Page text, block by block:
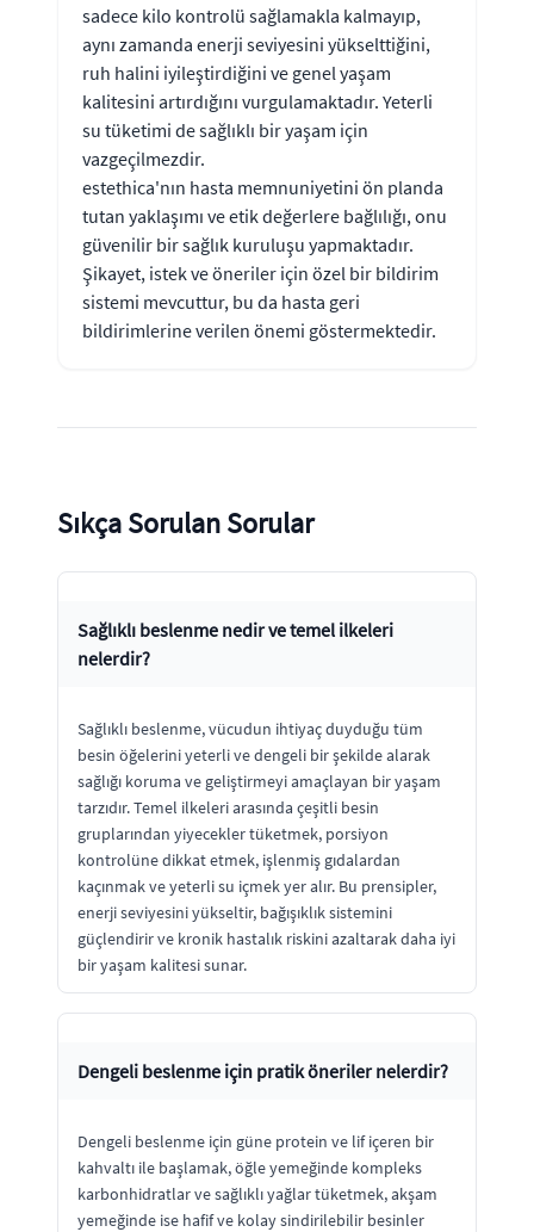
sadece kilo kontrolü sağlamakla kalmayıp,
aynı zamanda enerji seviyesini yükselttiğini,
ruh halini iyileştirdiğini ve genel yaşam
kalitesini artırdığını vurgulamaktadır. Yeterli
su tüketimi de sağlıklı bir yaşam için
vazgeçilmezdir.
estethica'nın hasta memnuniyetini ön planda
tutan yaklaşımı ve etik değerlere bağlılığı, onu
güvenilir bir sağlık kuruluşu yapmaktadır.
Şikayet, istek ve öneriler için özel bir bildirim
sistemi mevcuttur, bu da hasta geri
bildirimlerine verilen önemi göstermektedir.
Sıkça Sorulan Sorular
Sağlıklı beslenme nedir ve temel ilkeleri
nelerdir?
Sağlıklı beslenme, vücudun ihtiyaç duyduğu tüm
besin öğelerini yeterli ve dengeli bir şekilde alarak
sağlığı koruma ve geliştirmeyi amaçlayan bir yaşam
tarzıdır. Temel ilkeleri arasında çeşitli besin
gruplarından yiyecekler tüketmek, porsiyon
kontrolüne dikkat etmek, işlenmiş gıdalardan
kaçınmak ve yeterli su içmek yer alır. Bu prensipler,
enerji seviyesini yükseltir, bağışıklık sistemini
güçlendirir ve kronik hastalık riskini azaltarak daha iyi
bir yaşam kalitesi sunar.
Dengeli beslenme için pratik öneriler nelerdir?
Dengeli beslenme için güne protein ve lif içeren bir
kahvaltı ile başlamak, öğle yemeğinde kompleks
karbonhidratlar ve sağlıklı yağlar tüketmek, akşam
yemeğinde ise hafif ve kolay sindirilebilir besinler